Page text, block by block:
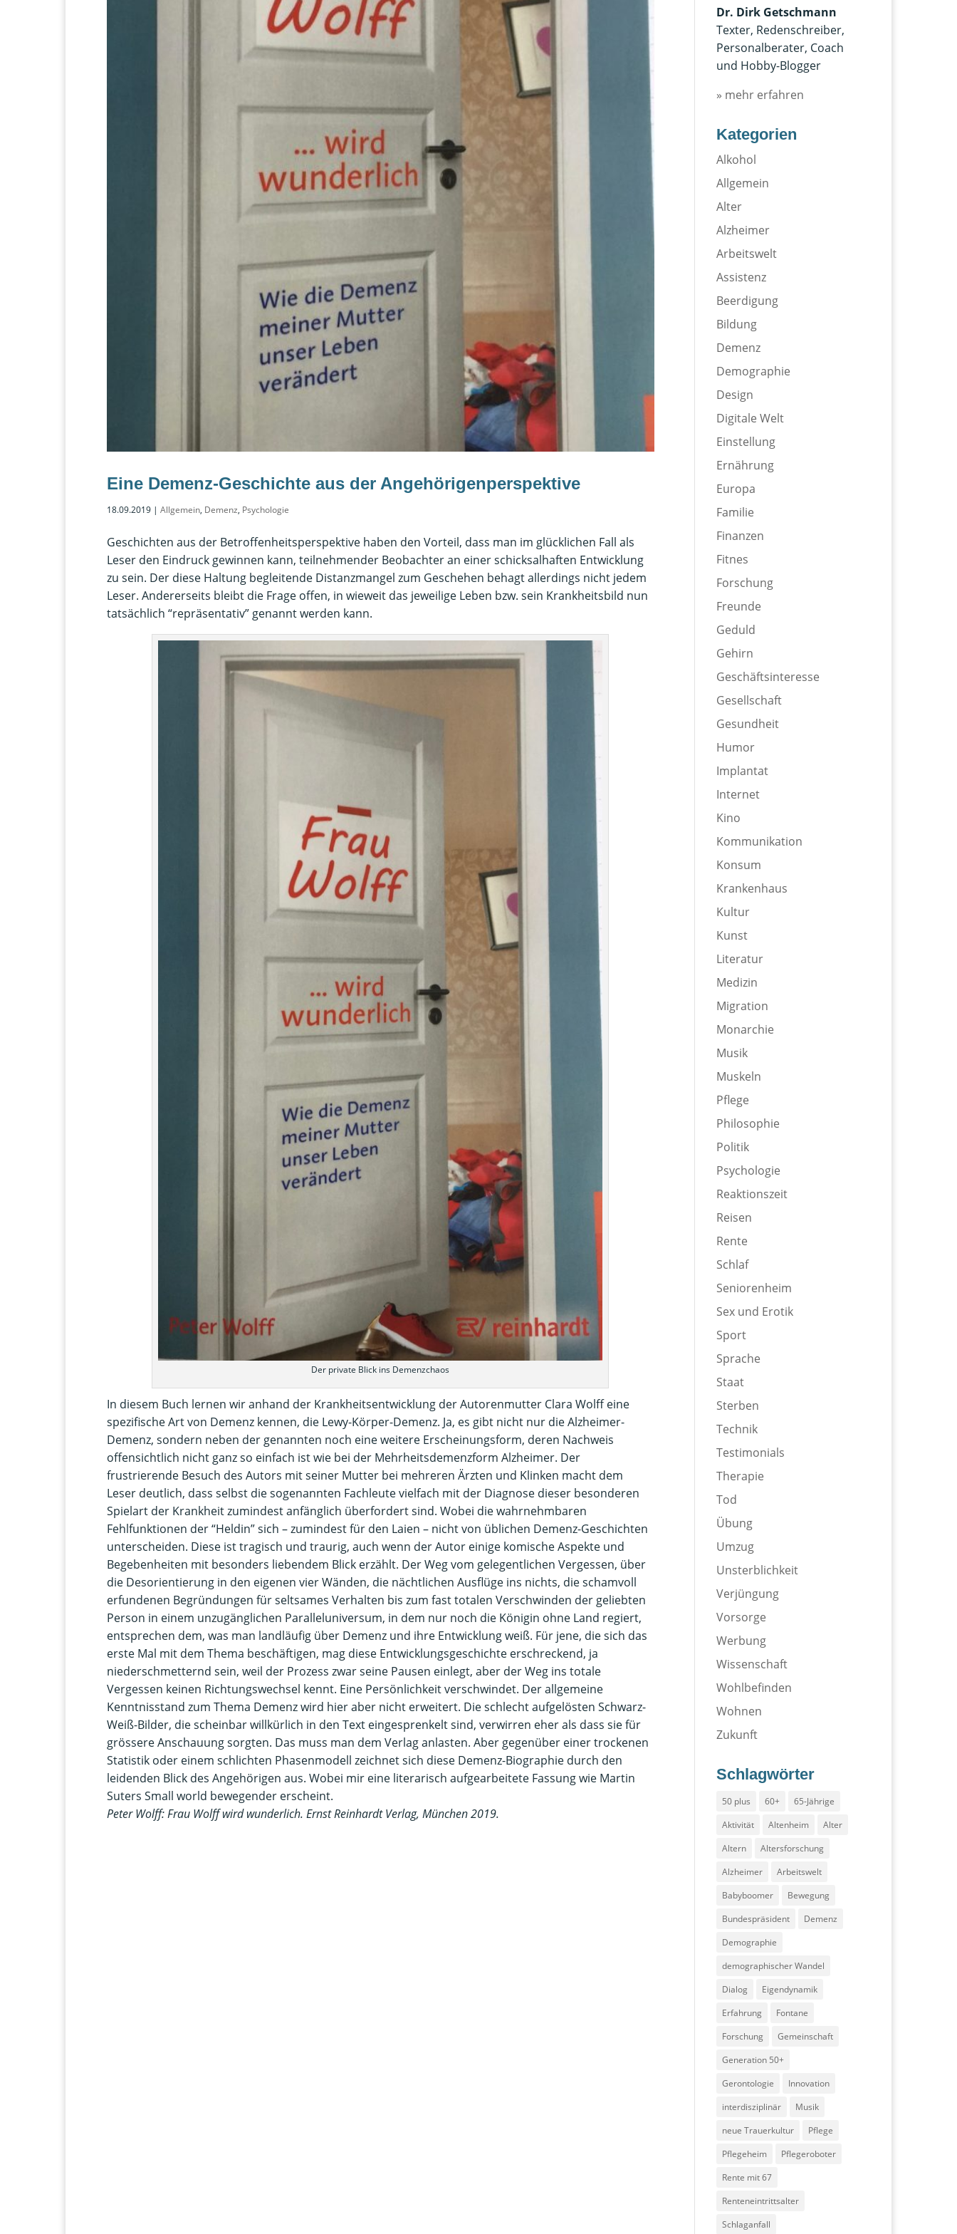
Eine Demenz-Geschichte aus der Angehörigenperspektive
18.09.2019 | Allgemein, Demenz, Psychologie
Geschichten aus der Betroffenheitsperspektive haben den Vorteil, dass man im glücklichen Fall als
Leser den Eindruck gewinnen kann, teilnehmender Beobachter an einer schicksalhaften Entwicklung
zu sein. Der diese Haltung begleitende Distanzmangel zum Geschehen behagt allerdings nicht jedem
Leser. Andererseits bleibt die Frage offen, in wieweit das jeweilige Leben bzw. sein Krankheitsbild nun
tatsächlich “repräsentativ” genannt werden kann.
Der private Blick ins Demenzchaos
In diesem Buch lernen wir anhand der Krankheitsentwicklung der Autorenmutter Clara Wolff eine
spezifische Art von Demenz kennen, die Lewy-Körper-Demenz. Ja, es gibt nicht nur die Alzheimer-
Demenz, sondern neben der genannten noch eine weitere Erscheinungsform, deren Nachweis
offensichtlich nicht ganz so einfach ist wie bei der Mehrheitsdemenzform Alzheimer. Der
frustrierende Besuch des Autors mit seiner Mutter bei mehreren Ärzten und Klinken macht dem
Leser deutlich, dass selbst die sogenannten Fachleute vielfach mit der Diagnose dieser besonderen
Spielart der Krankheit zumindest anfänglich überfordert sind. Wobei die wahrnehmbaren
Fehlfunktionen der “Heldin” sich – zumindest für den Laien – nicht von üblichen Demenz-Geschichten
unterscheiden. Diese ist tragisch und traurig, auch wenn der Autor einige komische Aspekte und
Begebenheiten mit besonders liebendem Blick erzählt. Der Weg vom gelegentlichen Vergessen, über
die Desorientierung in den eigenen vier Wänden, die nächtlichen Ausflüge ins nichts, die schamvoll
erfundenen Begründungen für seltsames Verhalten bis zum fast totalen Verschwinden der geliebten
Person in einem unzugänglichen Paralleluniversum, in dem nur noch die Königin ohne Land regiert,
entsprechen dem, was man landläufig über Demenz und ihre Entwicklung weiß. Für jene, die sich das
erste Mal mit dem Thema beschäftigen, mag diese Entwicklungsgeschichte erschreckend, ja
niederschmetternd sein, weil der Prozess zwar seine Pausen einlegt, aber der Weg ins totale
Vergessen keinen Richtungswechsel kennt. Eine Persönlichkeit verschwindet. Der allgemeine
Kenntnisstand zum Thema Demenz wird hier aber nicht erweitert. Die schlecht aufgelösten Schwarz-
Weiß-Bilder, die scheinbar willkürlich in den Text eingesprenkelt sind, verwirren eher als dass sie für
grössere Anschauung sorgten. Das muss man dem Verlag anlasten. Aber gegenüber einer trockenen
Statistik oder einem schlichten Phasenmodell zeichnet sich diese Demenz-Biographie durch den
leidenden Blick des Angehörigen aus. Wobei mir eine literarisch aufgearbeitete Fassung wie Martin
Suters Small world bewegender erscheint.
Peter Wolff: Frau Wolff wird wunderlich. Ernst Reinhardt Verlag, München 2019.
Dr. Dirk Getschmann
Texter, Redenschreiber,
Personalberater, Coach
und Hobby-Blogger
» mehr erfahren
Kategorien
Alkohol
Allgemein
Alter
Alzheimer
Arbeitswelt
Assistenz
Beerdigung
Bildung
Demenz
Demographie
Design
Digitale Welt
Einstellung
Ernährung
Europa
Familie
Finanzen
Fitnes
Forschung
Freunde
Geduld
Gehirn
Geschäftsinteresse
Gesellschaft
Gesundheit
Humor
Implantat
Internet
Kino
Kommunikation
Konsum
Krankenhaus
Kultur
Kunst
Literatur
Medizin
Migration
Monarchie
Musik
Muskeln
Pflege
Philosophie
Politik
Psychologie
Reaktionszeit
Reisen
Rente
Schlaf
Seniorenheim
Sex und Erotik
Sport
Sprache
Staat
Sterben
Technik
Testimonials
Therapie
Tod
Übung
Umzug
Unsterblichkeit
Verjüngung
Vorsorge
Werbung
Wissenschaft
Wohlbefinden
Wohnen
Zukunft
Schlagwörter
50 plus 60+
65-Jährige
Aktivität
Altenheim
Alter
Altern
Altersforschung
Alzheimer
Arbeitswelt
Babyboomer
Bewegung
Bundespräsident
Demenz
Demographie
demographischer Wandel
Dialog
Eigendynamik
Erfahrung
Fontane
Forschung
Gemeinschaft
Generation 50+
Gerontologie
Innovation
interdisziplinär
Musik
neue Trauerkultur
Pflege
Pflegeheim
Pflegeroboter
Rente mit 67
Renteneintrittsalter
Schlaganfall